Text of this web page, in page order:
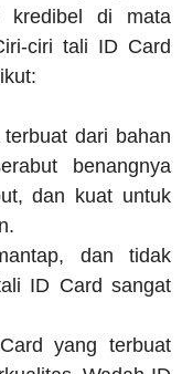
kredibel di mata
ciri tali ID Card
terbuat dari bahan
benangnya
dan kuat untuk
dan tidak
ID Card sangat
yang terbuat